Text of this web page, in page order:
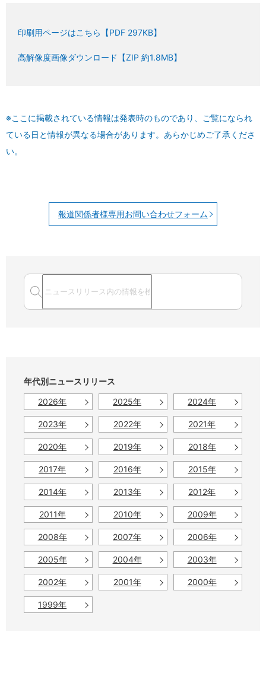
印刷用ページはこちら【PDF 297KB】
高解像度画像ダウンロード【ZIP 約1.8MB】
※ここに掲載されている情報は発表時のものであり、ご覧になられ
ている日と情報が異なる場合があります。あらかじめご了承くださ
い。
報道関係者様専用お問い合わせフォーム
年代別ニュースリリース
2026年
2025年 2024年
2023年 2022年 2021年
2020年 2019年 2018年
2017年 2016年 2015年
2014年 2013年 2012年
2011年 2010年 2009年
2008年 2007年 2006年
2005年 2004年 2003年
2002年 2001年 2000年
1999年